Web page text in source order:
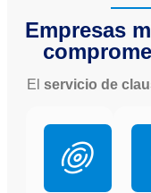
Empresas
El servicio de